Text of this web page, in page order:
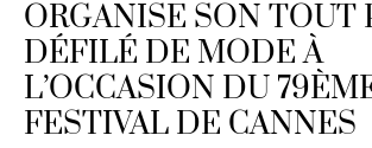
ORGANISE SON TOUT
DÉFILÉ DE MODE À
L’OCCASION DU
FESTIVAL DE CANNES